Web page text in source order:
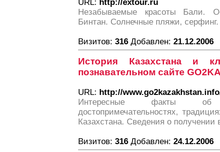
URL: http://extour.ru
Незабываемые красоты Бали.
Бинтан. Солнечные пляжи,
Визитов: 316 Добавлен: 21.12.2006
История Казахстана и
познавательном сайте
URL: http://
Интересные факты об
достопримечательностях,
Казахстана. Сведения о получении
Визитов: 316 Добавлен: 24.12.2006